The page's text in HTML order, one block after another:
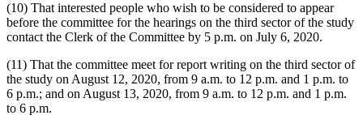
(10) That interested people who wish to be considered to appear
before the committee for the hearings on the third sector of the study
contact the Clerk of the Committee by 5 p.m. on July 6, 2020.
(11) That the committee meet for report writing on the third sector of
the study on August 12, 2020, from 9 a.m. to 12 p.m. and 1 p.m. to
6 p.m.; and on August 13, 2020, from 9 a.m. to 12 p.m. and 1 p.m.
to 6 p.m.